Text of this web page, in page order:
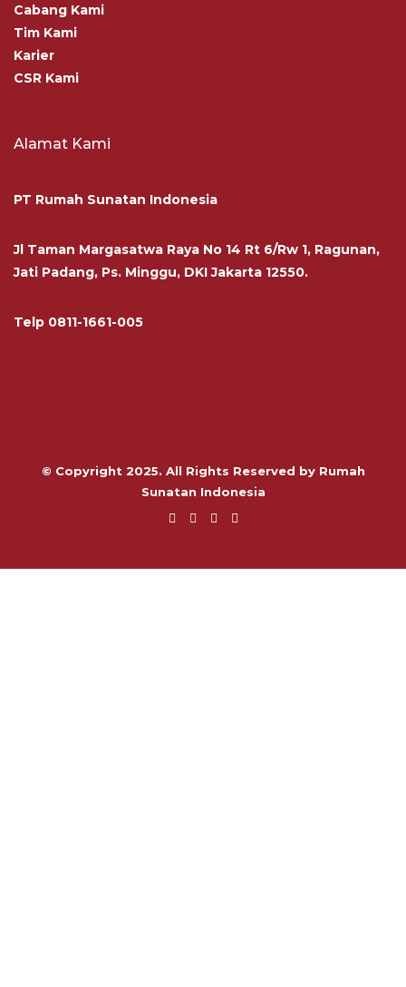
Cabang Kami
Tim Kami
Karier
CSR Kami
Alamat Kami
PT Rumah Sunatan Indonesia
Jl Taman Margasatwa Raya No 14 Rt 6/Rw 1, Ragunan,
Jati Padang, Ps. Minggu, DKI Jakarta 12550.
Telp 0811-1661-005
© Copyright 2025. All Rights Reserved by Rumah
Sunatan Indonesia